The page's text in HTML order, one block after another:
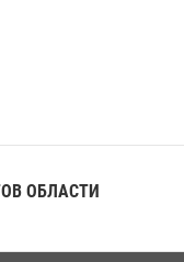
ОБЛАСТИ